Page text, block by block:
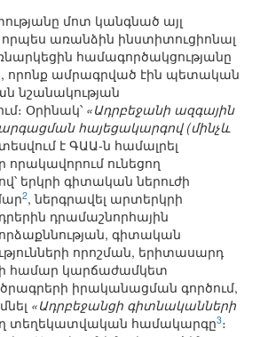
մոտ կանգնած այլ
որպես առանձին ինստիտուցիոնալ
համագործակցությանը
որոնք ամրագրված էին պետական
նշանակության
Օրինակ՝ «Ադրբեջանի ազգային
հայեցակարգով (մինչև
է ԳԱԱ-ն համալրել
որակավորում ունեցող
երկրի գիտական ներուժի
2, ներգրավել արտերկրի
դրամաշնորհային
գիտական
որոշման, երիտասարդ
համար կարճաժամկետ
իրականացման գործում,
«Ադրբեջանցի գիտնականների
տեղեկատվական համակարգը3։